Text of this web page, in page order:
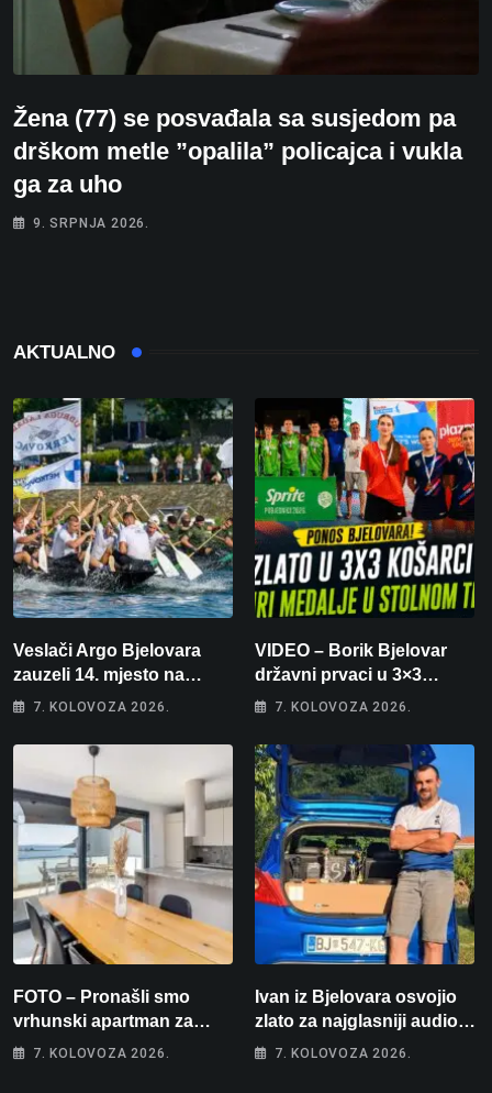
Žena (77) se posvađala sa susjedom pa
drškom metle ”opalila” policajca i vukla
ga za uho
9. SRPNJA 2026.
AKTUALNO
Veslači Argo Bjelovara
zauzeli 14. mjesto na
brzincu
7. KOLOVOZA 2026.
VIDEO – Borik Bjelovar
državni prvaci u 3×3
košarci, Klara Končar je
stolnom tenisu!
7. KOLOVOZA 2026.
FOTO – Pronašli smo
vrhunski apartman za
odmor: Pogled na more, tri
7. KOLOVOZA 2026.
Ivan iz Bjelovara osvojio
zlato za najglasniji audio
sustav i srušio osobni
7. KOLOVOZA 2026.